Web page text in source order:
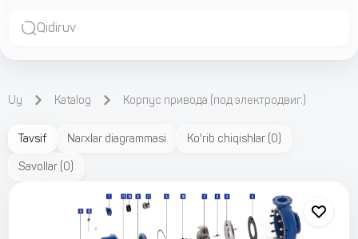
Qidiruv
Uy Katalog Корпус привода (под электродвиг.)
Tavsif Narxlar diagrammasi Ko'rib chiqishlar (0)
Savollar (0)